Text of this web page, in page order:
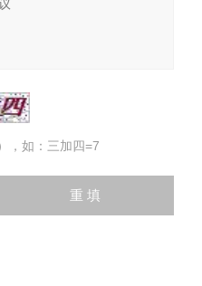
，如：三加四=7